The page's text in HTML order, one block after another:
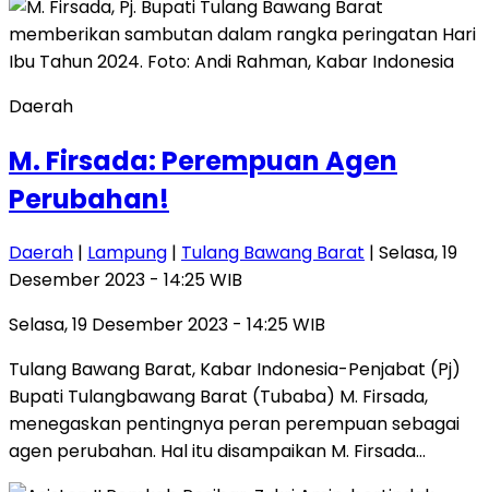
Daerah
M. Firsada: Perempuan Agen
Perubahan!
Daerah | Lampung | Tulang Bawang Barat | Selasa, 19
Desember 2023 - 14:25 WIB
Selasa, 19 Desember 2023 - 14:25 WIB
Tulang Bawang Barat, Kabar Indonesia-Penjabat (Pj)
Bupati Tulangbawang Barat (Tubaba) M. Firsada,
menegaskan pentingnya peran perempuan sebagai
agen perubahan. Hal itu disampaikan M. Firsada…